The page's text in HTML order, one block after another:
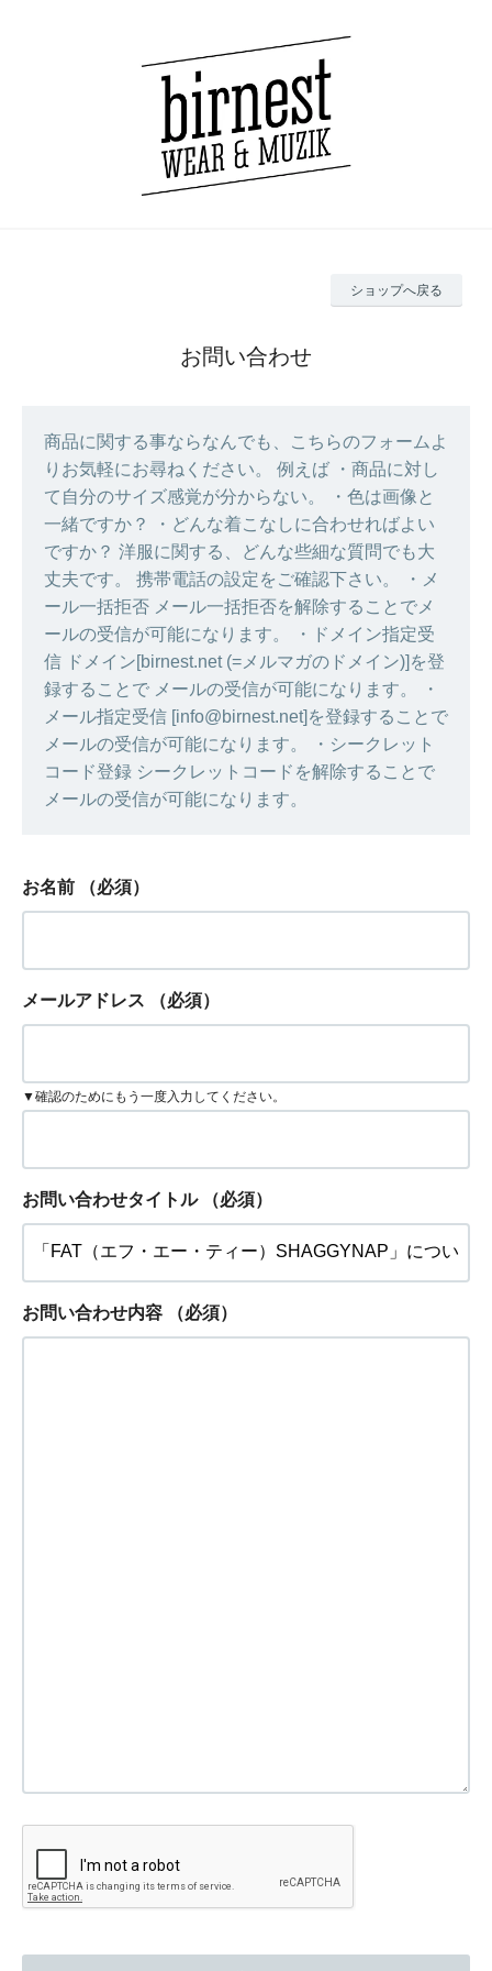
ショップへ戻る
お問い合わせ
商品に関する事ならなんでも、こちらのフォームよ
りお気軽にお尋ねください。 例えば ・商品に対し
て自分のサイズ感覚が分からない。 ・色は画像と
一緒ですか？ ・どんな着こなしに合わせればよい
ですか？ 洋服に関する、どんな些細な質問でも大
丈夫です。 携帯電話の設定をご確認下さい。 ・メ
ール一括拒否 メール一括拒否を解除することでメ
ールの受信が可能になります。 ・ドメイン指定受
信 ドメイン[birnest.net (=メルマガのドメイン)]を登
録することで メールの受信が可能になります。 ・
メール指定受信 [info@birnest.net]を登録することで
メールの受信が可能になります。 ・シークレット
コード登録 シークレットコードを解除することで
メールの受信が可能になります。
お名前 （必須）
メールアドレス （必須）
▼確認のためにもう一度入力してください。
お問い合わせタイトル （必須）
お問い合わせ内容 （必須）